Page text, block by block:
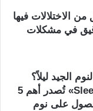
الاختلالات فيها
في مشكلات
الجيد ليلاً؟
مؤسسة «Sleep Charity» تُصدر أهم 5
على نوم